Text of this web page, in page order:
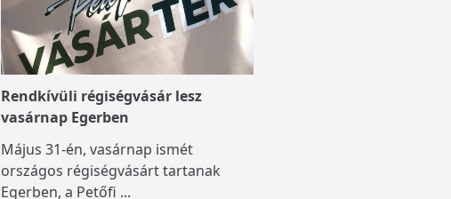
Rendkívüli régiségvásár lesz
vasárnap Egerben
Május 31-én, vasárnap ismét
országos régiségvásárt tartanak
Egerben, a Petőfi ...